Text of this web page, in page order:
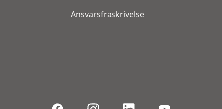
Ansvarsfraskrivelse